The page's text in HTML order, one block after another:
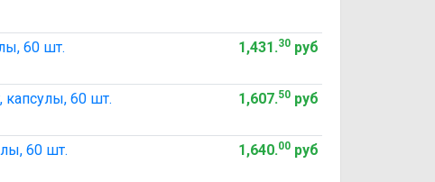
60 шт.
1,431.30руб
капсулы, 60 шт.
1,607.50руб
60 шт.
1,640.00руб